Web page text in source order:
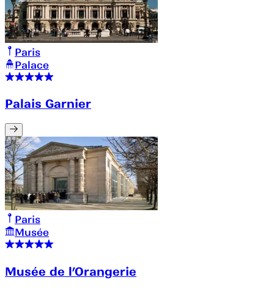
Paris
Palace
Palais Garnier
Paris
Musée
Musée de l’Orangerie